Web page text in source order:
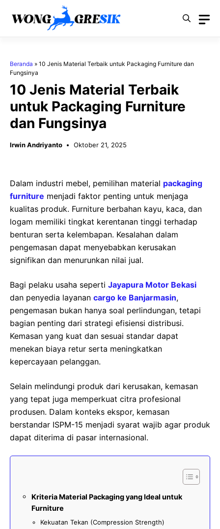
Beranda » 10 Jenis Material Terbaik untuk Packaging Furniture dan
Fungsinya
10 Jenis Material Terbaik
untuk Packaging Furniture
dan Fungsinya
Irwin Andriyanto Oktober 21, 2025
Dalam industri mebel, pemilihan material packaging
furniture menjadi faktor penting untuk menjaga
kualitas produk. Furniture berbahan kayu, kaca, dan
logam memiliki tingkat kerentanan tinggi terhadap
benturan serta kelembapan. Kesalahan dalam
pengemasan dapat menyebabkan kerusakan
signifikan dan menurunkan nilai jual.
Bagi pelaku usaha seperti Jayapura Motor Bekasi
dan penyedia layanan cargo ke Banjarmasin,
pengemasan bukan hanya soal perlindungan, tetapi
bagian penting dari strategi efisiensi distribusi.
Kemasan yang kuat dan sesuai standar dapat
menekan biaya retur serta meningkatkan
kepercayaan pelanggan.
Selain melindungi produk dari kerusakan, kemasan
yang tepat juga memperkuat citra profesional
produsen. Dalam konteks ekspor, kemasan
berstandar ISPM-15 menjadi syarat wajib agar produk
dapat diterima di pasar internasional.
Kriteria Material Packaging yang Ideal untuk
Furniture
Kekuatan Tekan (Compression Strength)